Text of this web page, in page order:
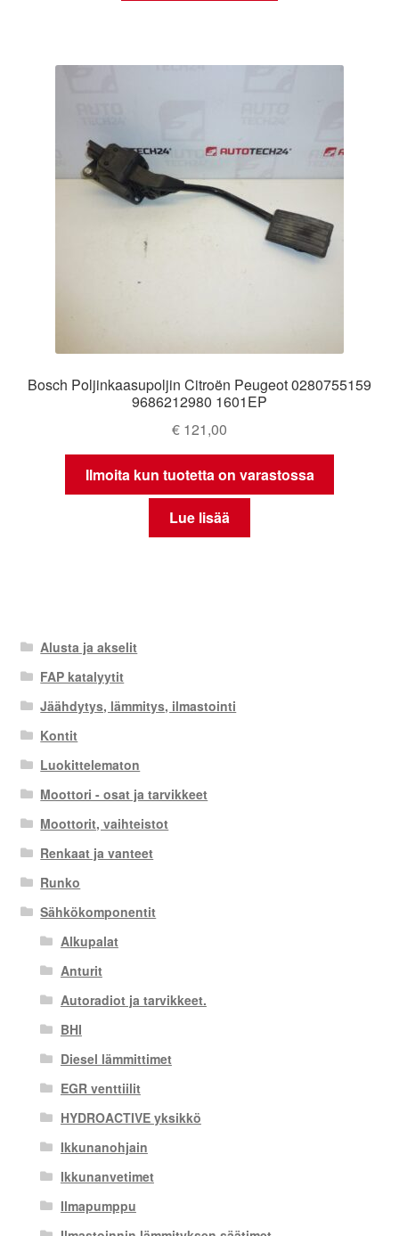
Bosch Poljinkaasupoljin Citroën Peugeot 0280755159
9686212980 1601EP
€ 121,00
Ilmoita kun tuotetta on varastossa
Lue lisää
Alusta ja akselit
FAP katalyytit
Jäähdytys, lämmitys, ilmastointi
Kontit
Luokittelematon
Moottori - osat ja tarvikkeet
Moottorit, vaihteistot
Renkaat ja vanteet
Runko
Sähkökomponentit
Alkupalat
Anturit
Autoradiot ja tarvikkeet.
BHI
Diesel lämmittimet
EGR venttiilit
HYDROACTIVE yksikkö
Ikkunanohjain
Ikkunanvetimet
Ilmapumppu